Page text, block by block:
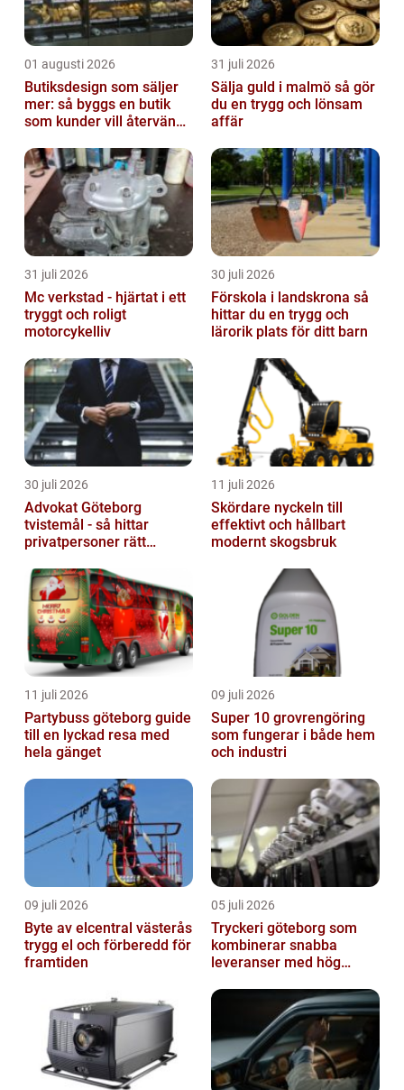
01 augusti 2026
Butiksdesign som säljer
mer: så byggs en butik
som kunder vill återvända
31 juli 2026
Sälja guld i malmö så gör
du en trygg och lönsam
affär
31 juli 2026
Mc verkstad - hjärtat i ett
tryggt och roligt
motorcykelliv
30 juli 2026
Förskola i landskrona så
hittar du en trygg och
lärorik plats för ditt barn
30 juli 2026
Advokat Göteborg
tvistemål - så hittar
privatpersoner rätt
11 juli 2026
Skördare nyckeln till
effektivt och hållbart
modernt skogsbruk
11 juli 2026
Partybuss göteborg guide
till en lyckad resa med
hela gänget
09 juli 2026
Super 10 grovrengöring
som fungerar i både hem
och industri
09 juli 2026
Byte av elcentral västerås
trygg el och förberedd för
framtiden
05 juli 2026
Tryckeri göteborg som
kombinerar snabba
leveranser med hög